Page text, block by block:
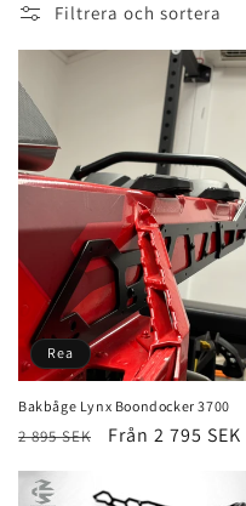
d
u
k
t
s
e
r
i
e
:
Filtrera och sortera
Rea
Bakbåge Lynx Boondocker 3700
Ordinarie
pris
2 895 SEK Försäljningspris
Från 2 795 SEK